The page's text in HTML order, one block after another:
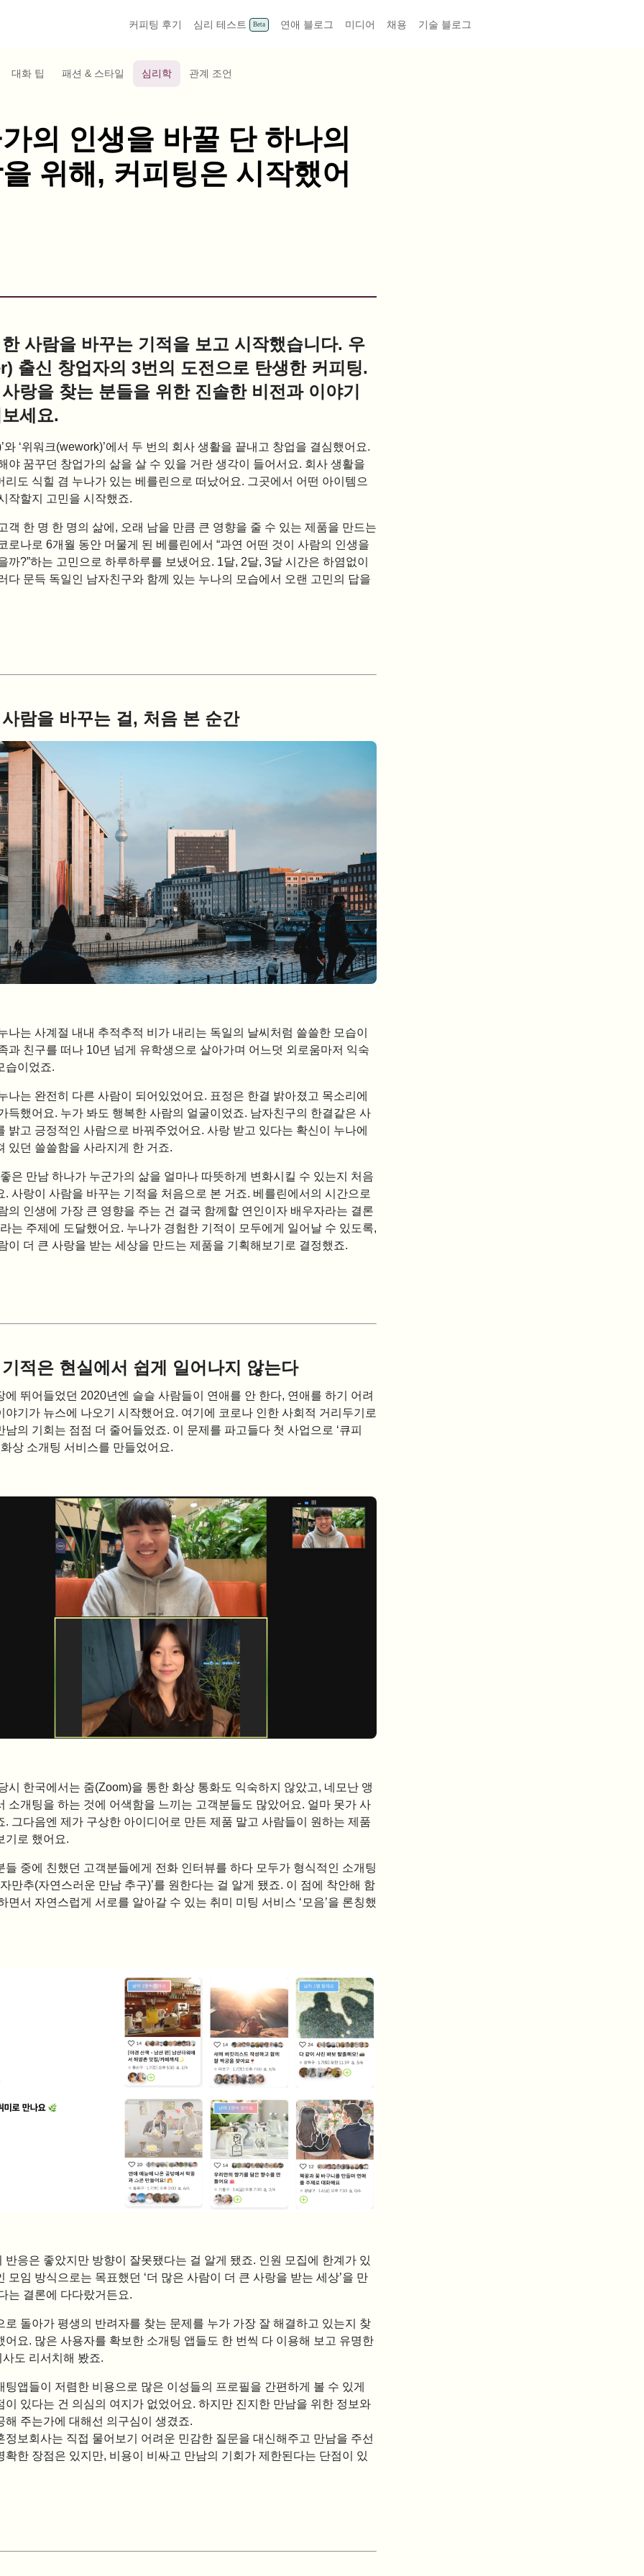
커피팅 후기 심리 테스트 Beta 연애 블로그 미디어 채용 기술 블로그
대화 팁 패션 & 스타일 심리학 관계 조언
의 인생을 바꿀 단 하나의
위해, 커피팅은 시작했어
사람을 바꾸는 기적을 보고 시작했습니다. 우
출신 창업자의 3번의 도전으로 탄생한 커피팅.
랑을 찾는 분들을 위한 진솔한 비전과 이야기
세요.
와 ‘위워크(wework)’에서 두 번의 회사 생활을 끝내고 창업을 결심했어요.
야 꿈꾸던 창업가의 삶을 살 수 있을 거란 생각이 들어서요. 회사 생활을
리도 식힐 겸 누나가 있는 베를린으로 떠났어요. 그곳에서 어떤 아이템으
작할지 고민을 시작했죠.
객 한 명 한 명의 삶에, 오래 남을 만큼 큰 영향을 줄 수 있는 제품을 만드는
로나로 6개월 동안 머물게 된 베를린에서 “과연 어떤 것이 사람의 인생을
까?”하는 고민으로 하루하루를 보냈어요. 1달, 2달, 3달 시간은 하염없이
다 문득 독일인 남자친구와 함께 있는 누나의 모습에서 오랜 고민의 답을
람을 바꾸는 걸, 처음 본 순간
나는 사계절 내내 추적추적 비가 내리는 독일의 날씨처럼 쓸쓸한 모습이
과 친구를 떠나 10년 넘게 유학생으로 살아가며 어느덧 외로움마저 익숙
습이었죠.
나는 완전히 다른 사람이 되어있었어요. 표정은 한결 밝아졌고 목소리에
득했어요. 누가 봐도 행복한 사람의 얼굴이었죠. 남자친구의 한결같은 사
밝고 긍정적인 사람으로 바꿔주었어요. 사랑 받고 있다는 확신이 누나에
있던 쓸쓸함을 사라지게 한 거죠.
은 만남 하나가 누군가의 삶을 얼마나 따뜻하게 변화시킬 수 있는지 처음
. 사랑이 사람을 바꾸는 기적을 처음으로 본 거죠. 베를린에서의 시간으로
의 인생에 가장 큰 영향을 주는 건 결국 함께할 연인이자 배우자라는 결론
라는 주제에 도달했어요. 누나가 경험한 기적이 모두에게 일어날 수 있도록,
이 더 큰 사랑을 받는 세상을 만드는 제품을 기획해보기로 결정했죠.
적은 현실에서 쉽게 일어나지 않는다
에 뛰어들었던 2020년엔 슬슬 사람들이 연애를 안 한다, 연애를 하기 어려
야기가 뉴스에 나오기 시작했어요. 여기에 코로나 인한 사회적 거리두기로
남의 기회는 점점 더 줄어들었죠. 이 문제를 파고들다 첫 사업으로 ‘큐피
화상 소개팅 서비스를 만들었어요.
시 한국에서는 줌(Zoom)을 통한 화상 통화도 익숙하지 않았고, 네모난 앵
소개팅을 하는 것에 어색함을 느끼는 고객분들도 많았어요. 얼마 못가 사
. 그다음엔 제가 구상한 아이디어로 만든 제품 말고 사람들이 원하는 제품
기로 했어요.
들 중에 친했던 고객분들에게 전화 인터뷰를 하다 모두가 형식적인 소개팅
만추(자연스러운 만남 추구)’를 원한다는 걸 알게 됐죠. 이 점에 착안해 함
면서 자연스럽게 서로를 알아갈 수 있는 취미 미팅 서비스 ‘모음’을 론칭했
반응은 좋았지만 방향이 잘못됐다는 걸 알게 됐죠. 인원 모집에 한계가 있
모임 방식으로는 목표했던 ‘더 많은 사람이 더 큰 사랑을 받는 세상’을 만
는 결론에 다다랐거든요.
로 돌아가 평생의 반려자를 찾는 문제를 누가 가장 잘 해결하고 있는지 찾
어요. 많은 사용자를 확보한 소개팅 앱들도 한 번씩 다 이용해 보고 유명한
도 리서치해 봤죠.
팅앱들이 저렴한 비용으로 많은 이성들의 프로필을 간편하게 볼 수 있게
이 있다는 건 의심의 여지가 없었어요. 하지만 진지한 만남을 위한 정보와
해 주는가에 대해선 의구심이 생겼죠.
정보회사는 직접 물어보기 어려운 민감한 질문을 대신해주고 만남을 주선
확한 장점은 있지만, 비용이 비싸고 만남의 기회가 제한된다는 단점이 있